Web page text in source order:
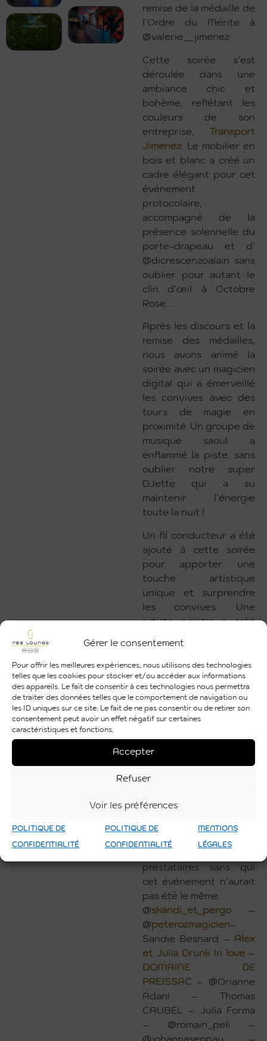
Gérer le consentement
Pour offrir les meilleures expériences, nous utilisons des technologies
telles que les cookies pour stocker et/ou accéder aux informations
des appareils. Le fait de consentir à ces technologies nous permettra
de traiter des données telles que le comportement de navigation ou
les ID uniques sur ce site. Le fait de ne pas consentir ou de retirer son
consentement peut avoir un effet négatif sur certaines
caractéristiques et fonctions.
Accepter
Refuser
Voir les préférences
POLITIQUE DE
CONFIDENTIALITÉ
POLITIQUE DE
CONFIDENTIALITÉ
MENTIONS
LÉGALES
remise de la médaille de
l’Ordre du Mérite à
@valerie__jimenez .
Cette soirée s’est
déroulée dans une
ambiance chic et
bohème, reflétant les
couleurs de son
entreprise, Transport
Jimenez. Le mobilier en
bois et blanc a créé un
cadre élégant pour cet
événement
protocolaire,
accompagné de la
présence solennelle du
porte-drapeau et d’
@dicrescenzoalain sans
oublier pour autant le
clin d’œil à Octobre
Rose…
Après les discours et la
remise des médailles,
nous avons animé la
soirée avec un magicien
digital qui a émerveillé
les convives avec des
tours de magie en
proximité. Un groupe de
musique saoul a
enflammé la piste, sans
oublier notre super
DJette qui a su
maintenir l’énergie
toute la nuit !
Un fil conducteur a été
ajouté à cette soirée
pour apporter une
touche artistique
unique et surprendre
les convives. Une
artiste peintre a créé
pour Valérie Jimenez,
reflétant sa
personnalité forte et
féminine, et marquant le
jour de la remise de sa
maquilleuse qui ont fait
petits.
prestataires sans qui
cet événement n’aurait
pas été le même.
@skandi_et_pergo–
@peterozmagicien–
Sandie Besnard – Alex
et Julia Drunk In love –
DOMAINE DE
PREISSAC– @Orianne
Adani – Thomas
CAUBEL – Julia Forma
– @romain_peli –